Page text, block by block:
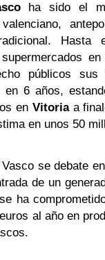
ha sido el
Hasta
públicos
en 6 años,
en Vitoriaa
en unos 50
se debate
de un
ha
al año en